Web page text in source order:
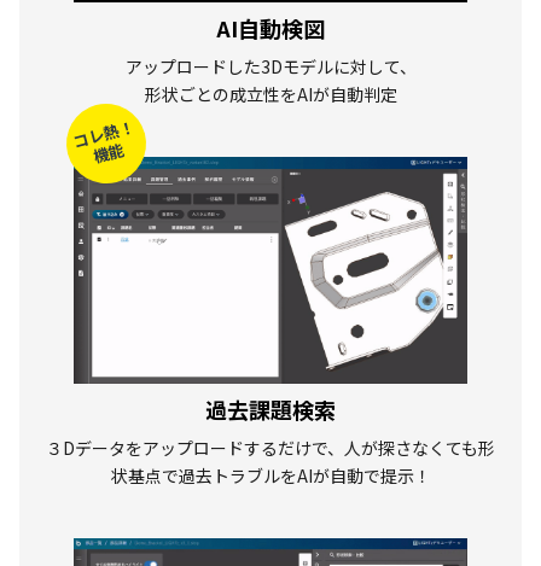
コレ熱！
機能
AI自動検図
アップロードした3Dモデルに対して、
形状ごとの成立性をAIが自動判定
過去課題検索
３Dデータをアップロードするだけで、人が探さなくても形
状基点で過去トラブルをAIが自動で提示！